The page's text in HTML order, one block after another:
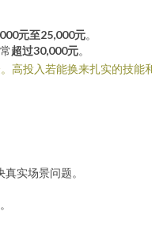
元至25,000元。
超过30,000元。
高投入若能换来扎实的技能
实场景问题。